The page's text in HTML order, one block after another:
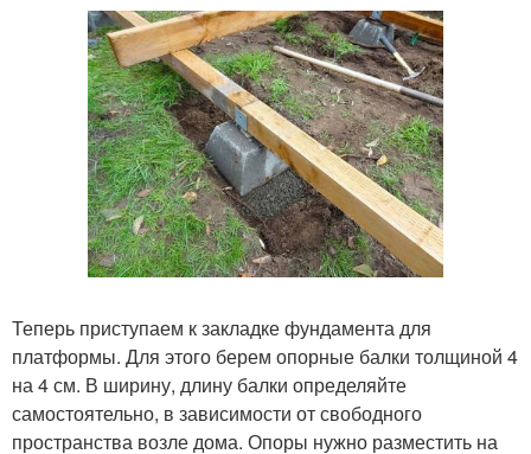
Теперь приступаем к закладке фундамента для
платформы. Для этого берем опорные балки толщиной 4
на 4 см. В ширину, длину балки определяйте
самостоятельно, в зависимости от свободного
пространства возле дома. Опоры нужно разместить на